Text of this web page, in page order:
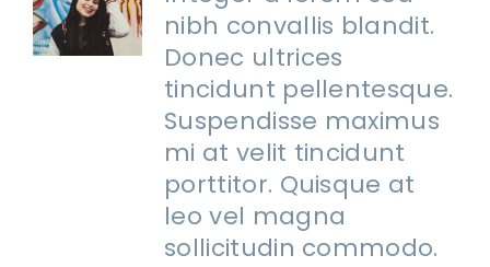
nibh convallis blandit.
Donec ultrices
tincidunt pellentesque.
Suspendisse maximus
mi at velit tincidunt
porttitor. Quisque at
leo vel magna
sollicitudin commodo.